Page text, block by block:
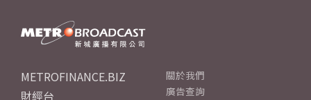
METROFINANCE.BIZ
財經台
關於我們
廣告查詢